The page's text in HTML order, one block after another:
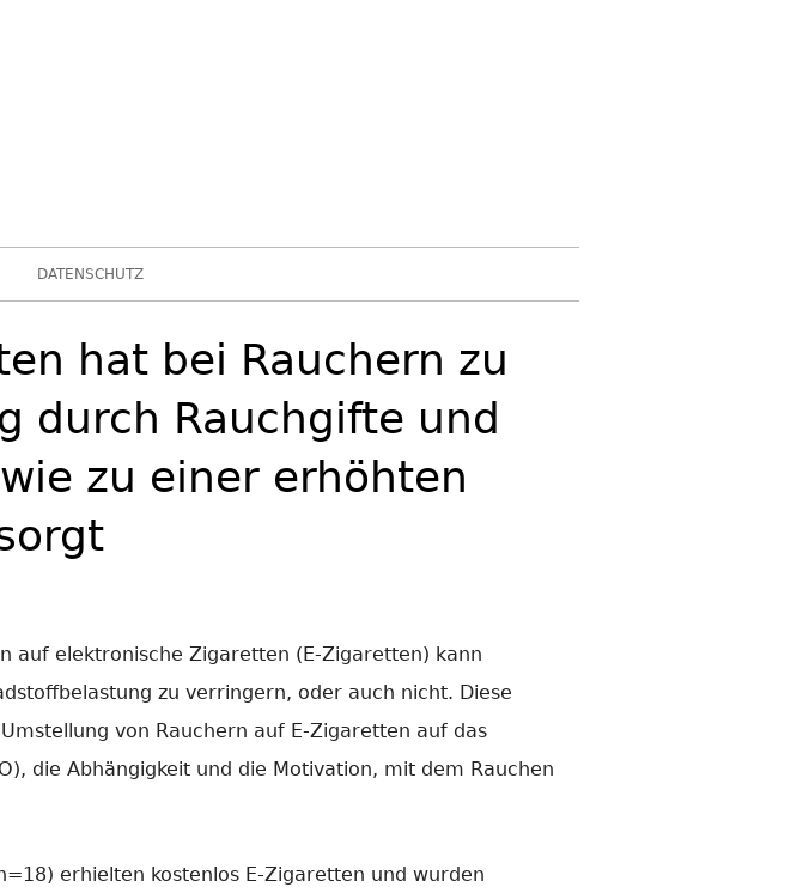
DATENSCHUTZ
hat bei Rauchern zu
durch Rauchgifte und
zu einer erhöhten
auf elektronische Zigaretten (E-Zigaretten) kann
zu verringern, oder auch nicht. Diese
von Rauchern auf E-Zigaretten auf das
die Abhängigkeit und die Motivation, mit dem Rauchen
erhielten kostenlos E-Zigaretten und wurden